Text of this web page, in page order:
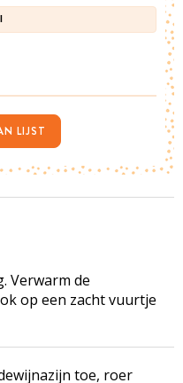
Verwarm de
op een zacht vuurtje
toe, roer
LIJST